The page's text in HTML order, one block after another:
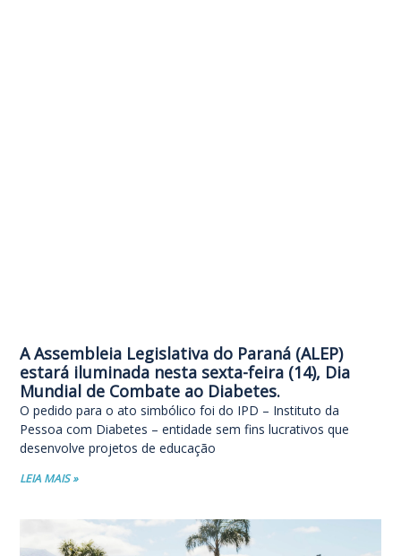
A Assembleia Legislativa do Paraná (ALEP)
estará iluminada nesta sexta-feira (14), Dia
Mundial de Combate ao Diabetes.
O pedido para o ato simbólico foi do IPD – Instituto da
Pessoa com Diabetes – entidade sem fins lucrativos que
desenvolve projetos de educação
LEIA MAIS »